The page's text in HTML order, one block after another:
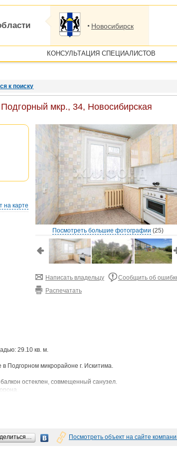
Новосибирск
КОНСУЛЬТАЦИЯ СПЕЦИАЛИСТОВ
к поиску
мкр., 34, Новосибирская
на карте
Посмотреть большие фотографии (25)
Написать владельцу
Сообщить об
Распечатать
29.10 кв. м.
Подгорном микрорайоне г. Искитима.
остеклен, совмещенный санузел.
небходимое для комфортной жизни.
Посмотреть объект на сайте